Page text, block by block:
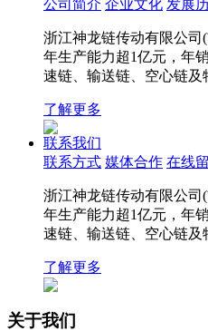
公司简介 企业文化 发展
浙江神龙链传动有限公司
年生产能力超1亿元，年
速链、输送链、空心链及
了解更多
联系我们
联系方式 媒体合作 在线
浙江神龙链传动有限公司
年生产能力超1亿元，年
速链、输送链、空心链及
了解更多
关于我们